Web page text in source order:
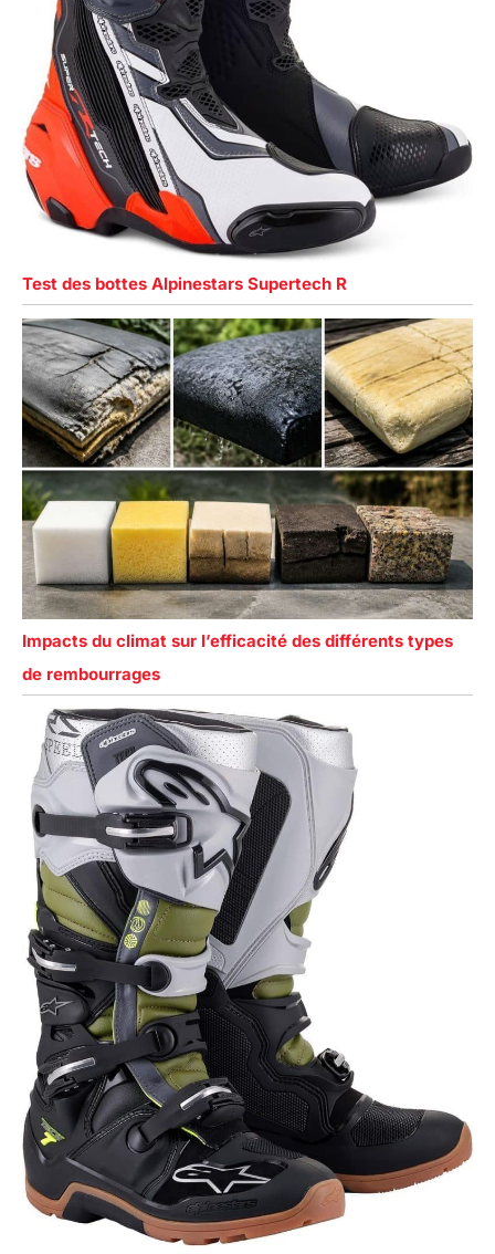
Test des bottes Alpinestars Supertech R
Impacts du climat sur l’efficacité des différents types
de rembourrages